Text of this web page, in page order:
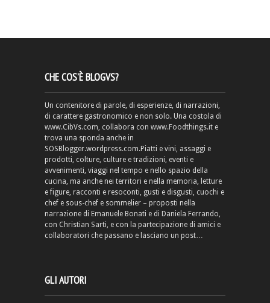
CHE COS’È BLOGVS?
Un contenitore di parole, di esperienze, di narrazioni,
di carattere gastronomico e non solo. Una costola di
www.CibVs.com, collabora con www.Foodthings.it e
trova una sponda anche in
SOSBlogger.wordpress.com.Piatti e vini, assaggi e
prodotti, colture, culture e tradizioni, eventi e
avvenimenti, viaggi nel tempo e nello spazio della
cucina, ma anche nei territori e nella memoria, letture
e figure, racconti e resoconti, gusti e disgusti, cuochi e
chef e sous-chef e sommelier – proposti nella
narrazione di Emanuele Bonati e di Daniela Ferrando,
con Christian Sarti, e con la partecipazione di amici e
collaboratori che passano e lasciano un post…
GLI AUTORI